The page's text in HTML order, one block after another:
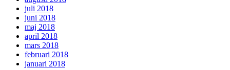
juli 2018
juni 2018
maj 2018
april 2018
mars 2018
februari 2018
januari 2018